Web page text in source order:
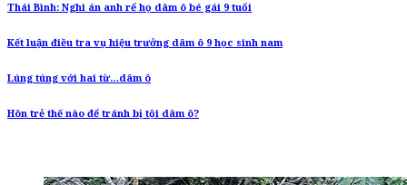
Thái Bình: Nghi án anh rể họ dâm ô bé gái 9 tuổi
Kết luận điều tra vụ hiệu trưởng dâm ô 9 học sinh nam
Lúng túng với hai từ…dâm ô
Hôn trẻ thế nào để tránh bị tội dâm ô?